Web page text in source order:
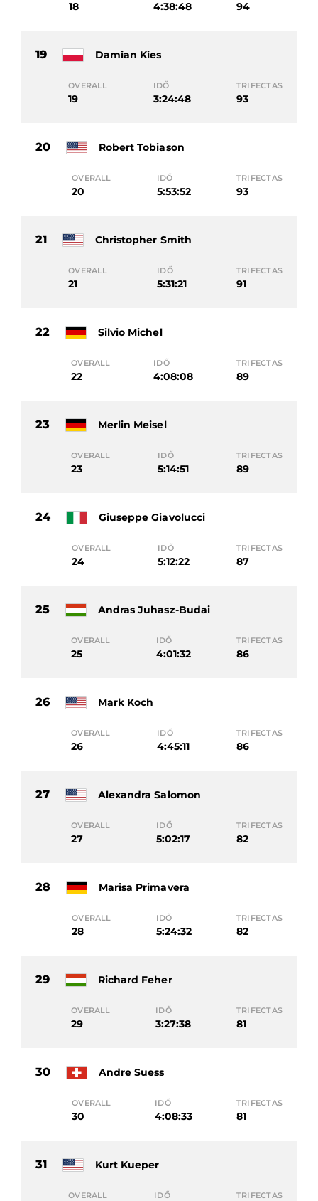
18 4:38:48 94
19 Damian Kies
OVERALL
19
IDŐ
3:24:48
TRIFECTAS
93
20 Robert Tobiason
OVERALL
20
IDŐ
5:53:52
TRIFECTAS
93
21 Christopher Smith
OVERALL
21
IDŐ
5:31:21
TRIFECTAS
91
22 Silvio Michel
OVERALL
22
IDŐ
4:08:08
TRIFECTAS
89
23 Merlin Meisel
OVERALL
23
IDŐ
5:14:51
TRIFECTAS
89
24 Giuseppe Giavolucci
OVERALL
24
IDŐ
5:12:22
TRIFECTAS
87
25 Andras Juhasz-Budai
OVERALL
25
IDŐ
4:01:32
TRIFECTAS
86
26 Mark Koch
OVERALL
26
IDŐ
4:45:11
TRIFECTAS
86
27 Alexandra Salomon
OVERALL
27
IDŐ
5:02:17
TRIFECTAS
82
28 Marisa Primavera
OVERALL
28
IDŐ
5:24:32
TRIFECTAS
82
29 Richard Feher
OVERALL
29
IDŐ
3:27:38
TRIFECTAS
81
30 Andre Suess
OVERALL
30
IDŐ
4:08:33
TRIFECTAS
81
31 Kurt Kueper
OVERALL IDŐ TRIFECTAS